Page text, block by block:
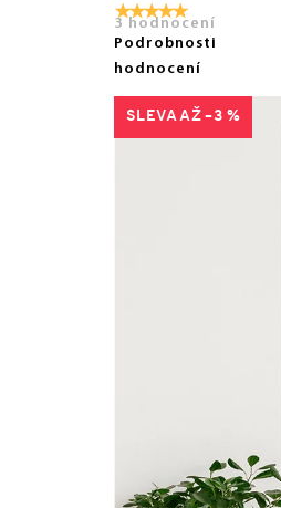
3 hodnocení
Podrobnosti
hodnocení
AŽ –3 %